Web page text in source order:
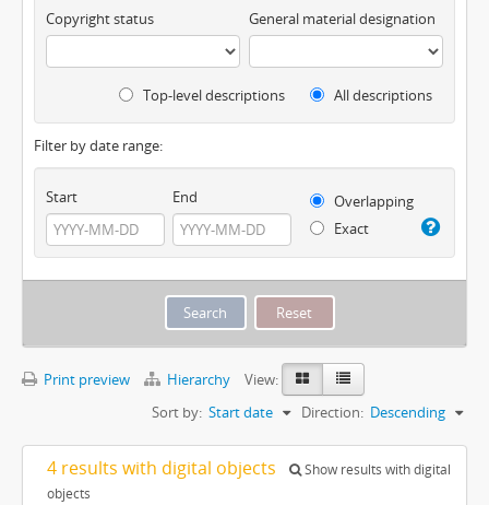
Copyright status General material designation
Top-level descriptions All descriptions
Filter by date range:
Start End
Overlapping
Exact
Print preview Hierarchy
View:
Sort by: Start date Direction: Descending
4 results with digital objects
Show results with digital
objects